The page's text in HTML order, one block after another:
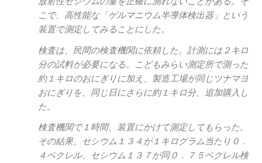
こで、高性能な「ゲルマニウム半導体検出器」という
装置で測定してみることにした。
検査は、民間の検査機関に依頼した。計測には２キロ
分の試料が必要になる。こどもみらい測定所で測った
約１キロのおにぎりに加え、製造工場が同じツナマヨ
おにぎりを、同じ日にさらに約１キロ分、追加購入し
た。
検査機関で１時間、装置にかけて測定してもらった。
その結果、セシウム１３４が１キログラム当たり０．
４ベクレル、セシウム１３７が同０．７５ベクレル検